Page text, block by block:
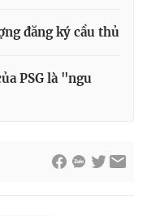
đăng ký cầu thủ
PSG là "ngu